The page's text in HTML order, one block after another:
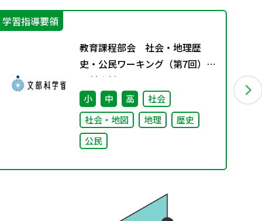
学習指導要領
教育課程部会 社会・地理歴
史・公民ワーキング（第7回）
配付資料
小 中 高
社会
社会・地図
地理
歴史
公民